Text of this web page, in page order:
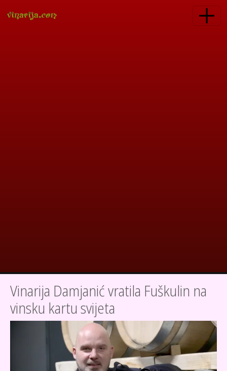
Vinarija Damjanić vratila Fuškulin na
vinsku kartu svijeta